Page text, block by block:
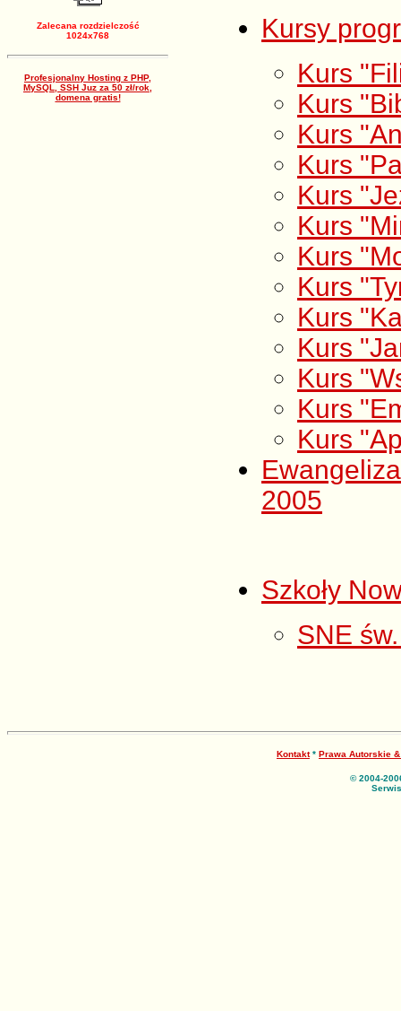
Zalecana rozdzielczość
1024x768
Profesjonalny Hosting z PHP,
MySQL, SSH Juz za 50 zł/rok,
domena gratis!
Kursy
Kurs
Kurs
Kurs
Kurs
Kurs
Kurs
Kurs
Kurs
Kurs
Kurs
Kurs
Kurs
Kurs
2005
Szkoły
SNE
Kontakt* Prawa Autorskie &
© 2004-